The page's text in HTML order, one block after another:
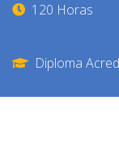
120 Horas
Diploma